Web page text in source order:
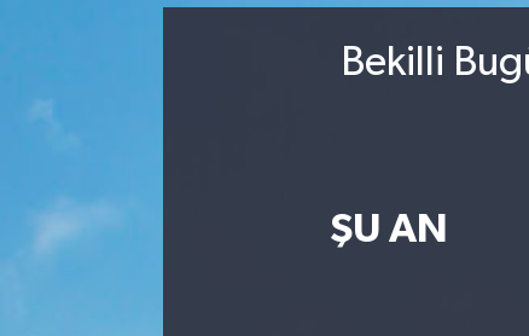
Bekilli
ŞU AN
Tüm Manşetler